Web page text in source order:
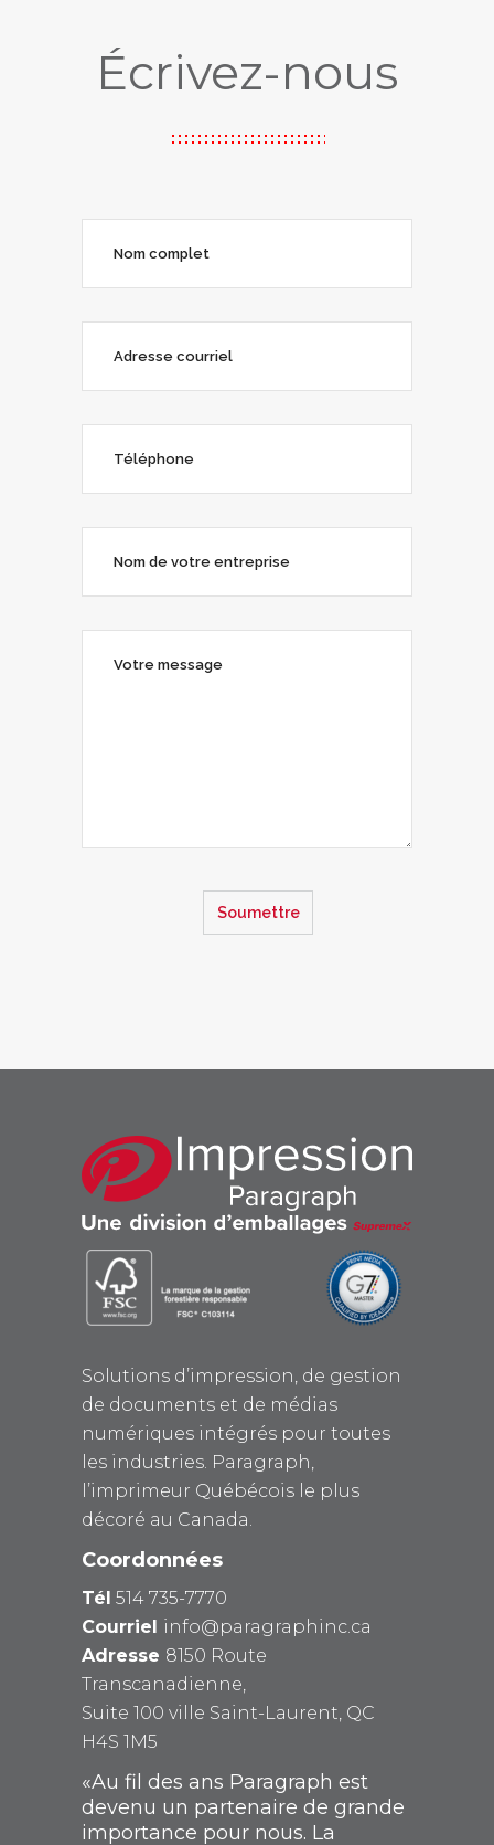
Écrivez-nous
Solutions d’impression, de gestion
de documents et de médias
numériques intégrés pour toutes
les industries. Paragraph,
l’imprimeur Québécois le plus
décoré au Canada.
Coordonnées
Tél 514 735-7770
Courriel
info@paragraphinc.ca
Adresse 8150 Route
Transcanadienne,
Suite 100 ville Saint-Laurent, QC
H4S 1M5
«Au fil des ans Paragraph est
devenu un partenaire de grande
importance pour nous. La